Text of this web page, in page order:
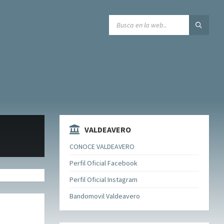
VALDEAVERO
CONOCE VALDEAVERO
Perfil Oficial Facebook
Perfil Oficial Instagram
Bandomovil Valdeavero